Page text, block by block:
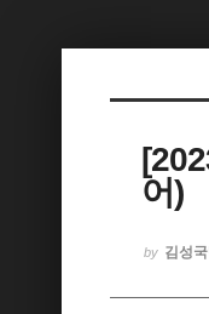
어)
by 김성
케치북5
케치북5